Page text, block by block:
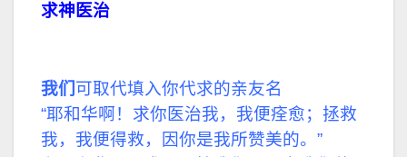
求神医治
我们可取代填入你代求的亲友名
“耶和华啊！求你医治我，我便痊愈；拯救
我，我便得救，因你是我所赞美的。”